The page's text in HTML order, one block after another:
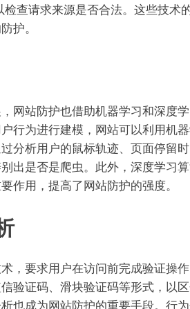
查请求来源是否合法。这些技术
护。
网站防护也借助机器学习和深度
行为进行建模，网站可以利用机
分析用户的鼠标轨迹、页面停留
出是否是爬虫。此外，深度学习
作用，提高了网站防护的强度。
，要求用户在访问前完成验证操
验证码、滑块验证码等形式，以
也成为网站防护的重要手段。行